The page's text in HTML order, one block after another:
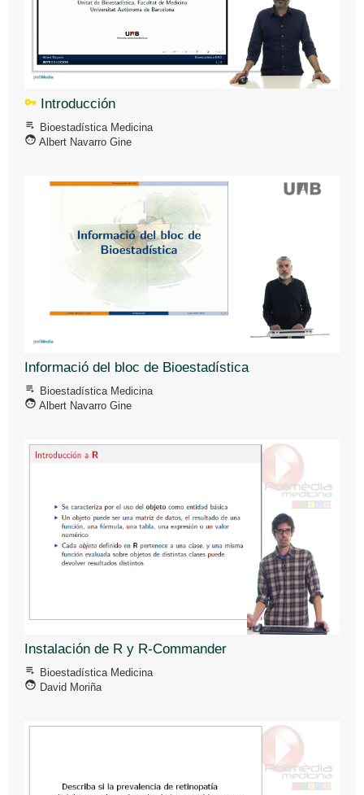
vpn_key Introducción
playlist_play Bioestadí­stica Medicina
face Albert Navarro Gine
Informació del bloc de Bioestadística
playlist_play Bioestadí­stica Medicina
face Albert Navarro Gine
Instalación de R y R-Commander
playlist_play Bioestadí­stica Medicina
face David Moriña